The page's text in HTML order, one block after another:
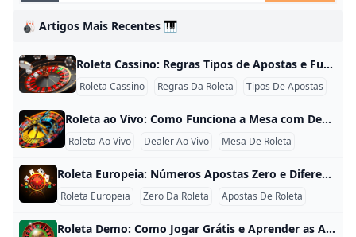
🎳 Artigos Mais Recentes 🎹
Roleta Cassino: Regras Tipos de Apostas e Funcionamento da Mesa Roleta Cassino: Regras, Tipos de Apostas e Funcionamento da Mesa A roleta cassino é um jogo de mesa baseado em uma roda numerada, uma bola e um painel de apostas. Antes de cada rodada, os participantes escolhem números, cores ou grupos de números. Depois que o período de apostas termina, a bola é lançada e o resultado corresponde à casa em que ela para. Apesar da aparência simples, a roleta possui diferentes categorias de apostas, versões de roda e regras específicas.
Roleta Cassino Regras Da Roleta Tipos De Apostas
Roleta ao Vivo: Como Funciona a Mesa com Dealer e Transmissão Roleta ao Vivo: Como Funciona a Mesa com Dealer e Transmissão A roleta ao vivo combina uma mesa física transmitida por vídeo com uma interface digital para posicionar fichas. Um dealer conduz as rodadas, anuncia o encerramento das apostas e confirma o número em que a bola parou. A transmissão aproxima a experiência de uma mesa presencial, mas as regras matemáticas continuam associadas à versão da roda utilizada. Como funciona uma rodada ao vivo?
Roleta Ao Vivo Dealer Ao Vivo Mesa De Roleta
Roleta Europeia: Números Apostas Zero e Diferenças da Roda Roleta Europeia: Números, Apostas, Zero e Diferenças da Roda A roleta europeia utiliza uma roda com 37 casas: os números de 1 a 36 e um único zero. Essa estrutura é uma das principais diferenças em relação à versão americana, que acrescenta o duplo zero. Compreender a distribuição dos números e o funcionamento do zero é essencial para interpretar probabilidades e pagamentos. Como é formada a roda europeia? A roda possui:
Roleta Europeia Zero Da Roleta Apostas De Roleta
Roleta Demo: Como Jogar Grátis e Aprender as Apostas Roleta Demo: Como Jogar Grátis e Aprender as Apostas A roleta demo permite testar uma mesa com créditos virtuais. Ela é indicada para aprender a posição dos números, conhecer os tipos de apostas e entender o fluxo de uma rodada antes de utilizar qualquer saldo financeiro. Os créditos exibidos no modo gratuito não possuem valor de retirada e não podem ser convertidos em dinheiro. O que pode ser aprendido na roleta demo?